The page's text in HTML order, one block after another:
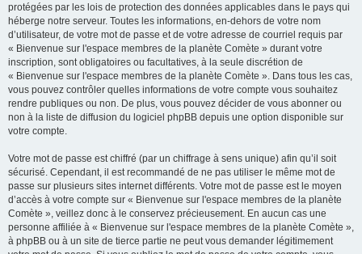
protégées par les lois de protection des données applicables dans le pays qui
héberge notre serveur. Toutes les informations, en-dehors de votre nom
d’utilisateur, de votre mot de passe et de votre adresse de courriel requis par
« Bienvenue sur l'espace membres de la planète Comète » durant votre
inscription, sont obligatoires ou facultatives, à la seule discrétion de
« Bienvenue sur l'espace membres de la planète Comète ». Dans tous les cas,
vous pouvez contrôler quelles informations de votre compte vous souhaitez
rendre publiques ou non. De plus, vous pouvez décider de vous abonner ou
non à la liste de diffusion du logiciel phpBB depuis une option disponible sur
votre compte.
Votre mot de passe est chiffré (par un chiffrage à sens unique) afin qu’il soit
sécurisé. Cependant, il est recommandé de ne pas utiliser le même mot de
passe sur plusieurs sites internet différents. Votre mot de passe est le moyen
d’accès à votre compte sur « Bienvenue sur l'espace membres de la planète
Comète », veillez donc à le conservez précieusement. En aucun cas une
personne affiliée à « Bienvenue sur l'espace membres de la planète Comète »,
à phpBB ou à un site de tierce partie ne peut vous demander légitimement